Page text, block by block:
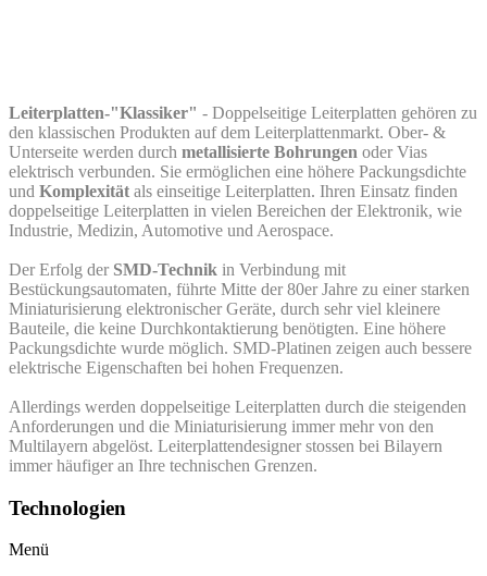
Leiterplatten-"Klassiker" - Doppelseitige Leiterplatten gehören zu
den klassischen Produkten auf dem Leiterplattenmarkt. Ober- &
Unterseite werden durch metallisierte Bohrungen oder Vias
elektrisch verbunden. Sie ermöglichen eine höhere Packungsdichte
und Komplexität als einseitige Leiterplatten. Ihren Einsatz finden
doppelseitige Leiterplatten in vielen Bereichen der Elektronik, wie
Industrie, Medizin, Automotive und Aerospace.
Der Erfolg der SMD-Technik in Verbindung mit
Bestückungsautomaten, führte Mitte der 80er Jahre zu einer starken
Miniaturisierung elektronischer Geräte, durch sehr viel kleinere
Bauteile, die keine Durchkontaktierung benötigten. Eine höhere
Packungsdichte wurde möglich. SMD-Platinen zeigen auch bessere
elektrische Eigenschaften bei hohen Frequenzen.
Allerdings werden doppelseitige Leiterplatten durch die steigenden
Anforderungen und die Miniaturisierung immer mehr von den
Multilayern abgelöst. Leiterplattendesigner stossen bei Bilayern
immer häufiger an Ihre technischen Grenzen.
Technologien
Menü